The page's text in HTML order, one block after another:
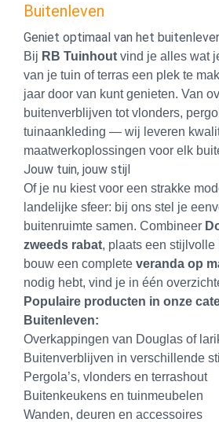
Buitenleven
Geniet optimaal van het
Bij RB Tuinhout vind je alles wat
van je tuin of terras een plek te
jaar door van kunt genieten. Van
buitenverblijven tot vlonders,
tuinaankleding — wij leveren
maatwerkoplossingen voor elk
Jouw tuin, jouw stijl
Of je nu kiest voor een strakke
landelijke sfeer: bij ons stel je
buitenruimte samen. Combineer
zweeds rabat, plaats een stijlvolle
bouw een complete veranda op
nodig hebt, vind je in één
Populaire producten in onze
Buitenleven:
Overkappingen van Douglas of
Buitenverblijven in verschillende
Pergola’s, vlonders en terrashout
Buitenkeukens en tuinmeubelen
Wanden, deuren en accessoires